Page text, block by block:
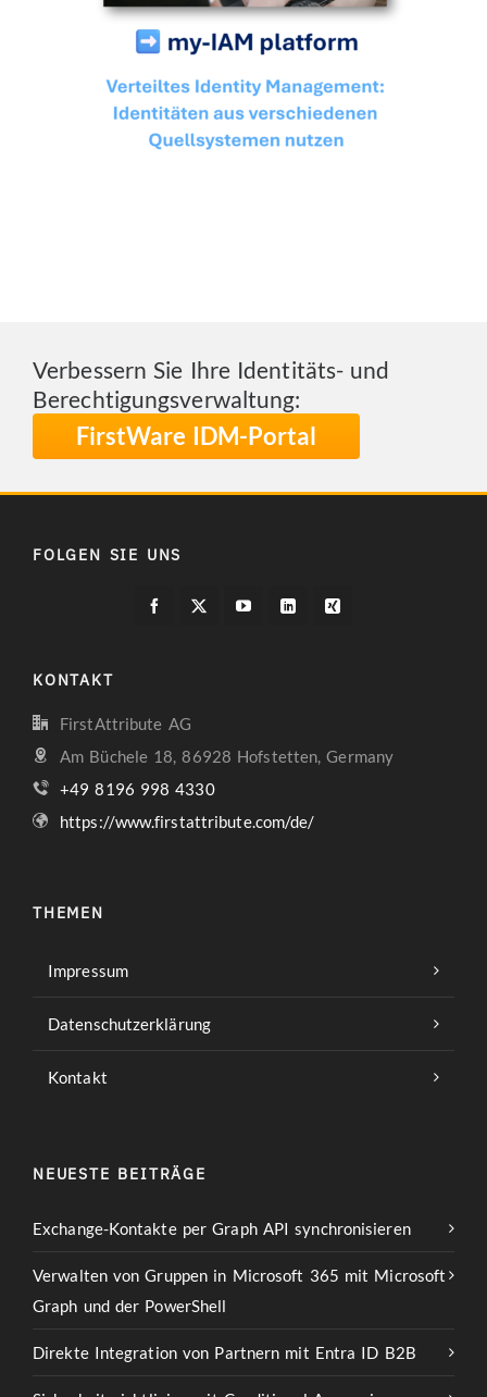
Verbessern Sie Ihre Identitäts- und
Berechtigungsverwaltung:
FirstWare IDM-Portal
FOLGEN SIE UNS
KONTAKT
FirstAttribute AG
Am Büchele 18, 86928 Hofstetten, Germany
+49 8196 998 4330
https://www.firstattribute.com/de/
THEMEN
Impressum
Datenschutzerklärung
Kontakt
NEUESTE BEITRÄGE
Exchange-Kontakte per Graph API synchronisieren
Verwalten von Gruppen in Microsoft 365 mit Microsoft
Graph und der PowerShell
Direkte Integration von Partnern mit Entra ID B2B